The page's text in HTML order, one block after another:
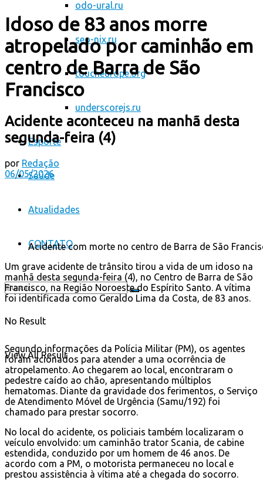
odo-ural.ru
seo-nix.ru
toucheurope.org
underscorejs.ru
Esporte
Saúde
Atualidades
CONTATO
No Result
View All Result
Idoso de 83 anos morre
atropelado por caminhão em
centro de Barra de São
Francisco
Acidente aconteceu na manhã desta
segunda-feira (4)
por Redação
06/05/2026
Acidente com morte no centro de Barra de São
Um grave acidente de trânsito tirou a vida de um idoso na
manhã desta segunda-feira (4), no Centro de Barra de São
Francisco, na Região Noroeste do Espírito Santo. A vítima
foi identificada como Geraldo Lima da Costa, de 83 anos.
Segundo informações da Polícia Militar (PM), os agentes
foram acionados para atender a uma ocorrência de
atropelamento. Ao chegarem ao local, encontraram o
pedestre caído ao chão, apresentando múltiplos
hematomas. Diante da gravidade dos ferimentos, o Serviço
de Atendimento Móvel de Urgência (Samu/192) foi
chamado para prestar socorro.
No local do acidente, os policiais também localizaram o
veículo envolvido: um caminhão trator Scania, de cabine
estendida, conduzido por um homem de 46 anos. De
acordo com a PM, o motorista permaneceu no local e
prestou assistência à vítima até a chegada do socorro.